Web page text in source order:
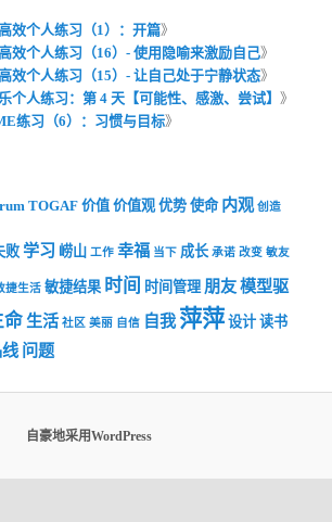
效个人练习（1）：开篇》
效个人练习（16）- 使用隐喻来激励自己》
效个人练习（15）- 让自己处于宁静状态》
个人练习：第 4 天【可能性、感激、尝试】》
练习（6）：习惯与目标》
TOGAF 价值 价值观 优势 使命 内观 创造
败 学习 崂山 工作 幸福 当下 成长 承诺 改变 敏友
捷生活 敏捷结果 时间 时间管理 朋友模型驱
命 生活 社区 美丽 自信 自我 萍萍 设计 读书
问题
自豪地采用WordPress